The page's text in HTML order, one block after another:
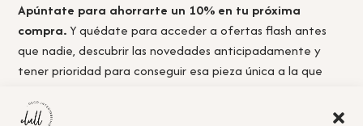
Apúntate para ahorrarte un 10% en tu próxima
compra.Y quédate para acceder a ofertas flash antes
que nadie, descubrir las novedades anticipadamente y
tener prioridad para conseguir esa pieza única a la que